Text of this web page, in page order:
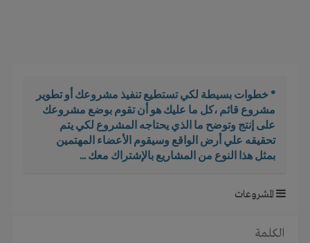
n
* خطوات بسيطة لكي تستطيع تنفيذ مشروعك أو تطوير
مشروع قائم ،كل ما عليك هو أن تقوم بوضع مشروعك
على إنتج وتوضح ما الذي يحتاجه المشروع لكي يتم
تحقيقه علي أرض الواقع وسيقوم الأعضاء المهتمين
بمثل هذا النوع من المشاريع بالإشتراك معك ...
المشروعات
الكلمة